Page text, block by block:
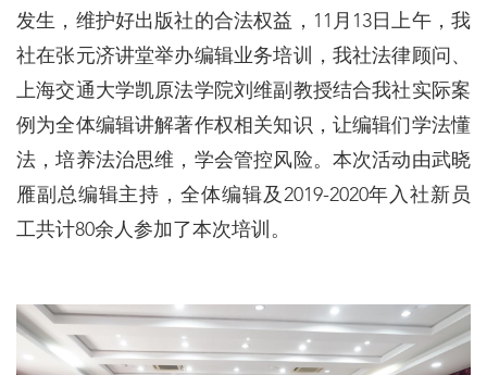
发生，维护好出版社的合法权益，11月13日上午，我
社在张元济讲堂举办编辑业务培训，我社法律顾问、
上海交通大学凯原法学院刘维副教授结合我社实际案
例为全体编辑讲解著作权相关知识，让编辑们学法懂
法，培养法治思维，学会管控风险。本次活动由武晓
雁副总编辑主持，全体编辑及2019-2020年入社新员
工共计80余人参加了本次培训。